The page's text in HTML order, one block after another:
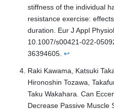
stiffness of the individual
resistance exercise:
duration. Eur J Appl
10.1007/s00421-022-
36394605. ↩︎
Raki Kawama, Katsuki
Hironoshin Tozawa,
Taku Wakahara. Can
Decrease Passive Muscle